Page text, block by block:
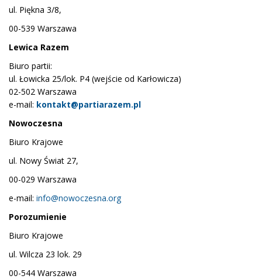
ul. Piękna 3/8,
00-539 Warszawa
Lewica Razem
Biuro partii:
ul. Łowicka 25/lok. P4 (wejście od Karłowicza)
02-502 Warszawa
e-mail: kontakt@partiarazem.pl
Nowoczesna
Biuro Krajowe
ul. Nowy Świat 27,
00-029 Warszawa
e-mail: info@nowoczesna.org
Porozumienie
Biuro Krajowe
ul. Wilcza 23 lok. 29
00-544 Warszawa